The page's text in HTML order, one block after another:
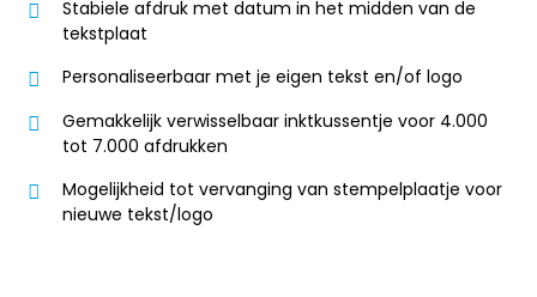
Stabiele afdruk met datum in het midden van de
tekstplaat
Personaliseerbaar met je eigen tekst en/of logo
Gemakkelijk verwisselbaar inktkussentje voor 4.000
tot 7.000 afdrukken
Mogelijkheid tot vervanging van stempelplaatje voor
nieuwe tekst/logo